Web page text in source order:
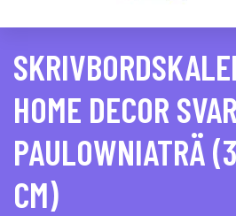
HOME DECOR
PAULOWNIATRÄ
CM)